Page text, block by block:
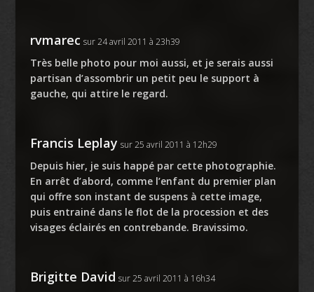
rvmarec sur 24 avril 2011 à 23h39
Très belle photo pour moi aussi, et je serais aussi
partisan d’assombrir un petit peu le support à
gauche, qui attire le regard.
Francis Leplay sur 25 avril 2011 à 12h29
Depuis hier, je suis happé par cette photographie.
En arrêt d’abord, comme l’enfant du premier plan
qui offre son instant de suspens à cette image,
puis entrainé dans le flot de la procession et des
visages éclairés en contrebande. Bravissimo.
Brigitte David sur 25 avril 2011 à 16h34